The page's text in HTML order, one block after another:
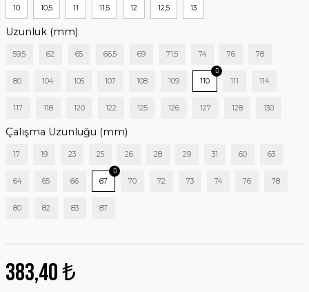
10 10,5 11 11,5 12 12,5 13
Uzunluk (mm)
59,5 62 65 66,5 69 71,5 74 76 78
80 104 105 107 108 109 110 111 114
117 118 120 122 125 126 127 128 130
Çalışma Uzunluğu (mm)
17 19 23 25 26 28 29 31 60 63
64 65 66 67 70 72 73 74 76 78
80 82 83 87
383,40 ₺